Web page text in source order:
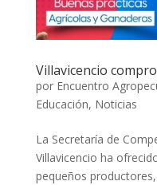
Villavicencio
por Encuentro
Educación, Noticias
La Secretaría de
Villavicencio ha
pequeños